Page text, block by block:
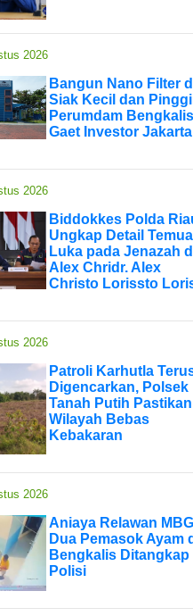
2026
Bangun Nano Filter
Siak Kecil dan
Perumdam Bengkalis
Gaet Investor Jakarta
2026
Biddokkes Polda
Ungkap Detail
Luka pada Jenazah
Alex Chridr. Alex
Christo Lorissto
2026
Patroli Karhutla
Digencarkan, Polsek
Tanah Putih Pastikan
Wilayah Bebas
Kebakaran
2026
Aniaya Relawan
Dua Pemasok Ayam
Bengkalis Ditangkap
Polisi